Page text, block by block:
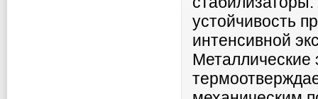
устойчивость
интенсивной